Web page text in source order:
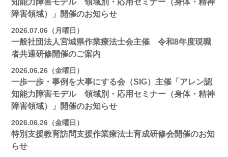
知能力障害モデル 領域別・応用セミナー（身体・精神
障害領域）」開催のお知らせ
2026.07.06（月曜日）
一般社団法人宮城県作業療法士会主催 令和8年度現職
者共通研修開催のご案内
2026.06.26（金曜日）
一歩一歩・事例を大事にする会（SIG）主催「アレン認
知能力障害モデル 領域別・応用セミナー（身体・精神
障害領域）」開催のお知らせ
2026.06.26（金曜日）
特別支援教育訪問支援作業療法士育成研修会開催のお知
らせ